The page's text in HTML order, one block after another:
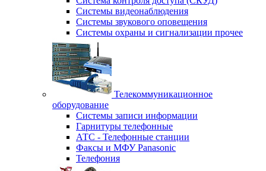
Системы видеонаблюдения
Системы звукового оповещения
Системы охраны и сигнализации прочее
Телекоммуникационное
оборудование
Системы записи информации
Гарнитуры телефонные
АТС - Телефонные станции
Факсы и МФУ Panasonic
Телефония